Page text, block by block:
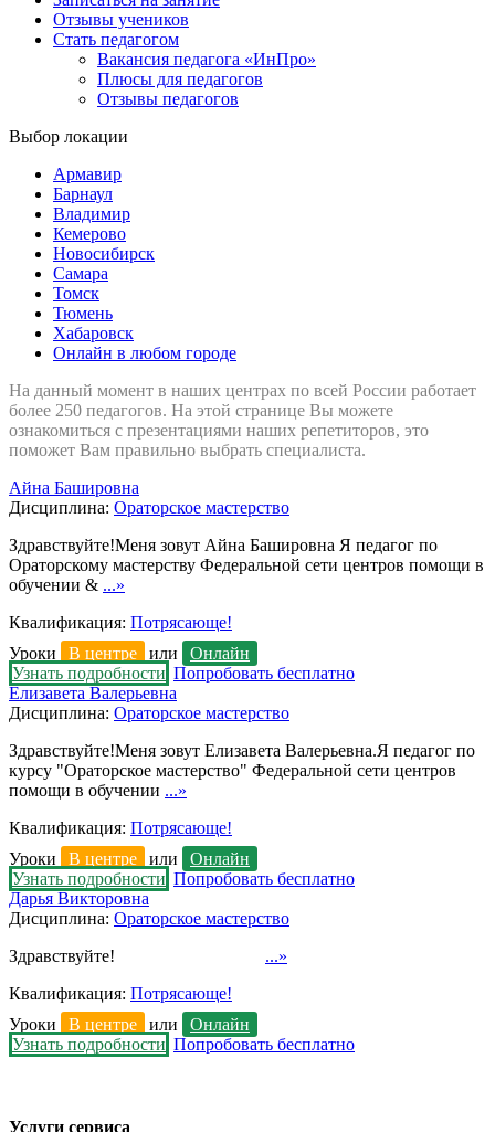
Отзывы учеников
Стать педагогом
Вакансия педагога «ИнПро»
Плюсы для педагогов
Отзывы педагогов
Выбор локации
Армавир
Барнаул
Владимир
Кемерово
Новосибирск
Самара
Томск
Тюмень
Хабаровск
Онлайн в любом городе
На данный момент в наших центрах по всей России работает
более 250 педагогов. На этой странице Вы можете
ознакомиться с презентациями наших репетиторов, это
поможет Вам правильно выбрать специалиста.
Айна Башировна
Дисциплина: Ораторское мастерство
Здравствуйте!Меня зовут Айна Башировна Я педагог по
Ораторскому мастерству Федеральной сети центров помощи в
обучении & ...»
Квалификация: Потрясающе!
Уроки
В центре или
Онлайн
Узнать подробности Попробовать бесплатно
Елизавета Валерьевна
Дисциплина: Ораторское мастерство
Здравствуйте!Меня зовут Елизавета Валерьевна.Я педагог по
курсу "Ораторское мастерство" Федеральной сети центров
помощи в обучении ...»
Квалификация: Потрясающе!
Уроки
В центре или
Онлайн
Узнать подробности Попробовать бесплатно
Дарья Викторовна
Дисциплина: Ораторское мастерство
Здравствуйте! ...»
Квалификация: Потрясающе!
Уроки
В центре или
Онлайн
Узнать подробности Попробовать бесплатно
Услуги сервиса